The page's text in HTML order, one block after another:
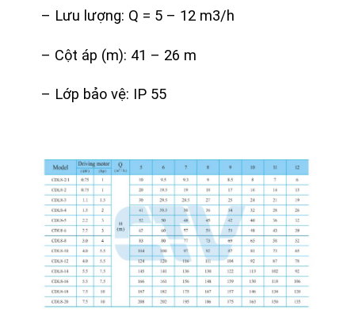
– Lưu lượng: Q = 5 – 12 m3/h
– Cột áp (m): 41 – 26 m
– Lớp bảo vệ: IP 55